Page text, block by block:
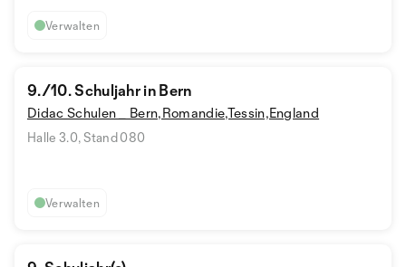
Verwalten
9./10. Schuljahr in Bern
Didac Schulen _ Bern,Romandie,Tessin,England
Halle 3.0, Stand 080
Verwalten